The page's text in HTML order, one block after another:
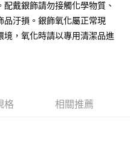
免運費
戴銀飾請勿接觸化學物質、
品汙損。銀飾氧化屬正常現
境，氧化時請以專用清潔品進
格 相關推薦